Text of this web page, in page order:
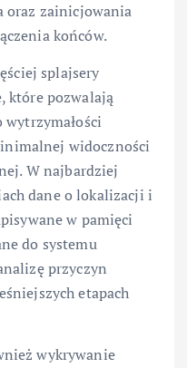
oraz zainicjowania
końców.
splajsery
które pozwalają
wytrzymałości
widoczności
W najbardziej
dane o lokalizacji i
w pamięci
do systemu
przyczyn
etapach
wykrywanie